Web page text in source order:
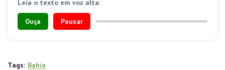
Leia o texto em voz alta:
Ouça Pausar
Tags: Bahia